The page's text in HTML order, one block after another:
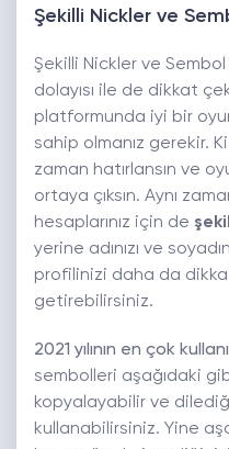
Şekilli Nickler ve
Şekilli Nickler ve
dolayısı ile de dikkat
platformunda iyi bir
sahip olmanız gerekir.
zaman hatırlansın ve
ortaya çıksın. Aynı
hesaplarınız için de
yerine adınızı ve
profilinizi daha da
getirebilirsiniz.
2021 yılının en çok
sembolleri aşağıdaki
kopyalayabilir ve
kullanabilirsiniz. Yine